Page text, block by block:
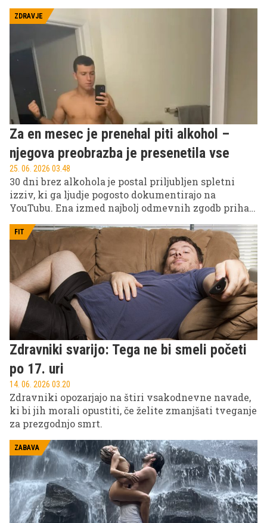
iznajdljivostjo in drzno kršitvijo.
ZDRAVJE
Za en mesec je prenehal piti alkohol –
njegova preobrazba je presenetila vse
25. 06. 2026 03.48
30 dni brez alkohola je postal priljubljen spletni
izziv, ki ga ljudje pogosto dokumentirajo na
YouTubu. Ena izmed najbolj odmevnih zgodb prihaja
enomesečni eksperiment delil z oboževalci in
pokazal, kako se lahko telo in počutje spremenita v
zelo kratkem času.
FIT
Zdravniki svarijo: Tega ne bi smeli početi
po 17. uri
14. 06. 2026 03.20
Zdravniki opozarjajo na štiri vsakodnevne navade,
ki bi jih morali opustiti, če želite zmanjšati tveganje
za prezgodnjo smrt.
ZABAVA